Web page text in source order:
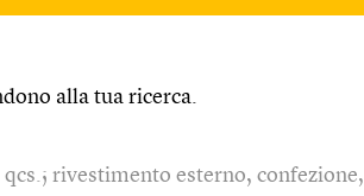
alla tua ricerca.
rivestimento esterno, confezione,